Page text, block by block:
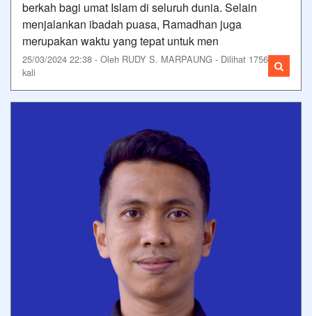
berkah bagi umat Islam di seluruh dunia. Selain
menjalankan ibadah puasa, Ramadhan juga
merupakan waktu yang tepat untuk men
25/03/2024 22:38 - Oleh RUDY S. MARPAUNG - Dilihat 1756
kali